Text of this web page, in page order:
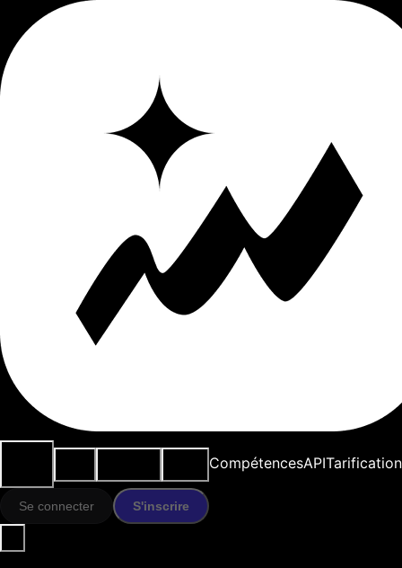
CompétencesAPITarification
Se connecter S'inscrire